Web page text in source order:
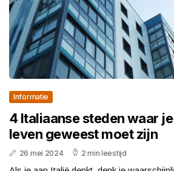
Informatie
4 Italiaanse steden waar
leven geweest moet zijn
26 mei 2024 2 min leestijd